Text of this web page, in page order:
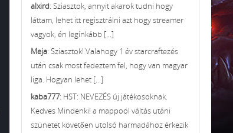
alxird: Sziasztok, annyit akarok tudni hogy
láttam, lehet itt regisztrálni azt hogy streamer
vagyok, én leginkább [...]
Meja: Sziasztok! Valahogy 1 év starcraftezés
után csak most fedeztem fel, hogy van magyar
liga. Hogyan lehet [...]
kaba777: HST: NEVEZÉS új játékosoknak.
Kedves Mindenki! a mappool váltás utáni
szünetet követően utolsó harmadához érkezik